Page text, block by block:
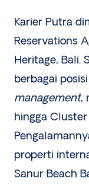
Karier Putra
Reservations
Heritage, Bali.
berbagai
management,
hingga
properti
Sanur Beach